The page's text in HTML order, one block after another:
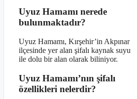
Uyuz Hamamı nerede
bulunmaktadır?
Uyuz Hamamı, Kırşehir’in Akpınar
ilçesinde yer alan şifalı kaynak suyu
ile dolu bir alan olarak biliniyor.
Uyuz Hamamı’nın şifalı
özellikleri nelerdir?